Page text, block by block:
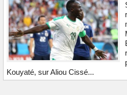
Kouyaté, sur Aliou Cissé...